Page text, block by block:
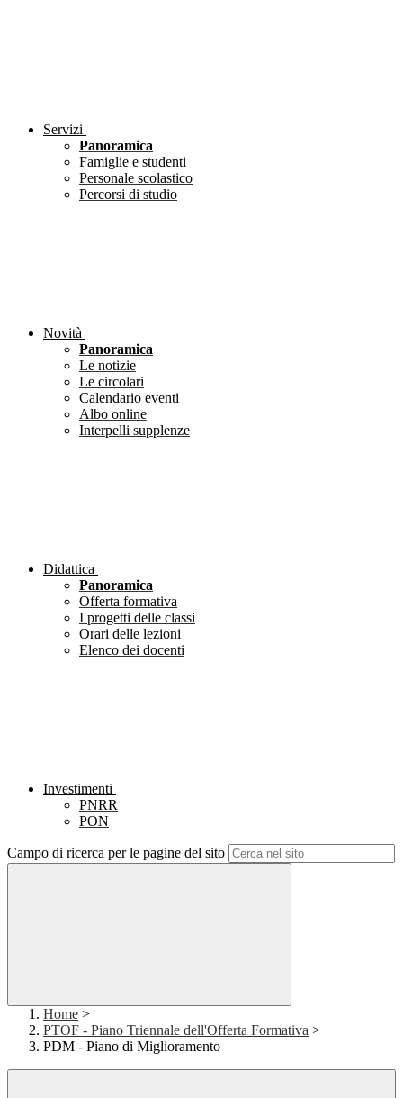
Servizi
Panoramica
Famiglie e studenti
Personale scolastico
Percorsi di studio
Novità
Panoramica
Le notizie
Le circolari
Calendario eventi
Albo online
Interpelli supplenze
Didattica
Panoramica
Offerta formativa
I progetti delle classi
Orari delle lezioni
Elenco dei docenti
Investimenti
PNRR
PON
Campo di ricerca per le pagine del sito
Home >
PTOF - Piano Triennale dell'Offerta Formativa >
PDM - Piano di Miglioramento